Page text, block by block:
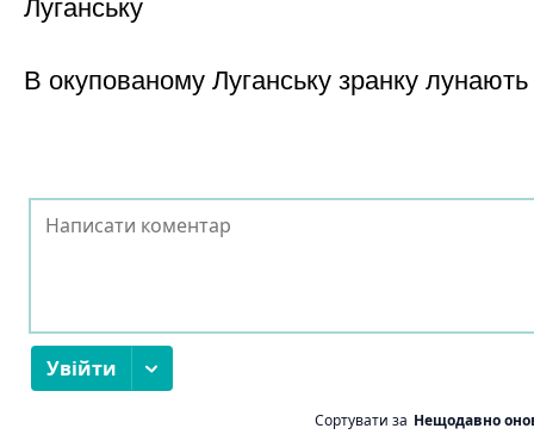
Луганську
В окупованому Луганську зранку